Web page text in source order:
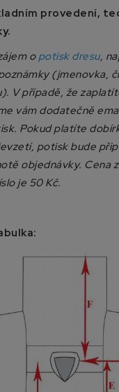
provedení,
o potisk dresu,
(jmenovka,
V případě, že
vám dodatečně
Pokud platíte
potisk bude
objednávky. Cena
je 50 Kč.